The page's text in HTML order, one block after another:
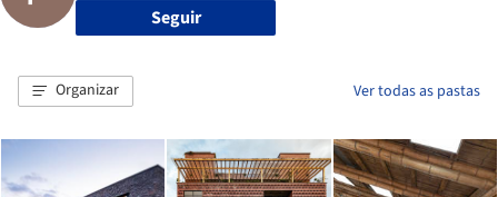
Seguir
Organizar Ver todas as pastas